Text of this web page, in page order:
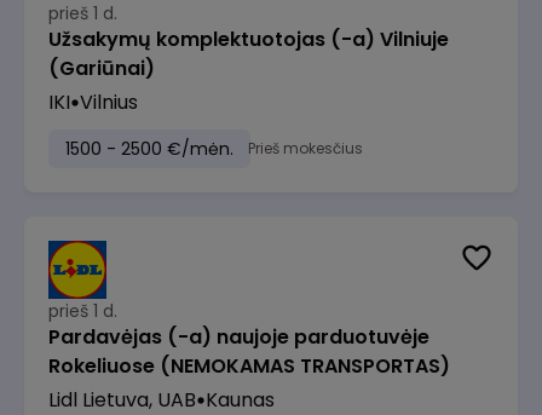
prieš 1 d.
Užsakymų komplektuotojas (-a) Vilniuje
(Gariūnai)
IKI Vilnius
1500 - 2500 €/mėn. Prieš mokesčius
prieš 1 d.
Pardavėjas (-a) naujoje parduotuvėje
Rokeliuose (NEMOKAMAS TRANSPORTAS)
Lidl Lietuva, UAB Kaunas